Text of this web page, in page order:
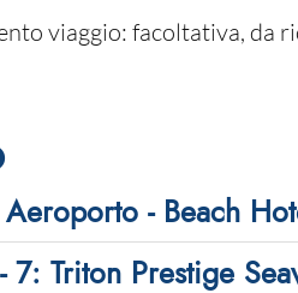
viaggio: facoltativa, da
- Beach
7: Triton Prestige